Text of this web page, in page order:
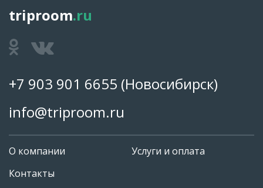
triproom.ru
+7 903 901 6655 (Новосибирск)
info@triproom.ru
О компании
Контакты
Услуги и оплата